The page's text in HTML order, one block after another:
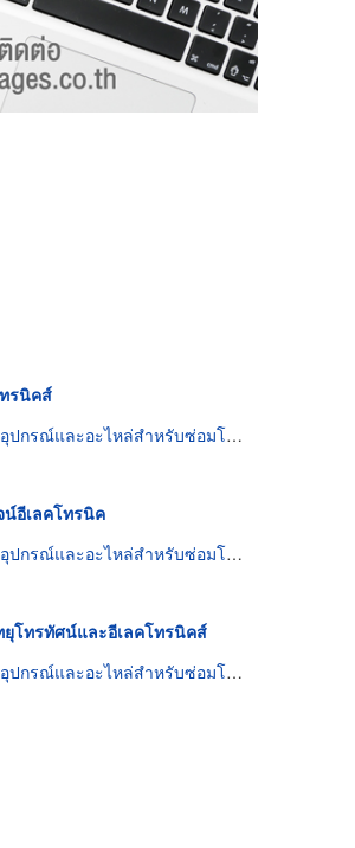
รนิคส์
อุปกรณ์และอะไหล่สำหรับซ่อมโทรทัศน์และวิทยุ
น์อีเลคโทรนิค
อุปกรณ์และอะไหล่สำหรับซ่อมโทรทัศน์และวิทยุ
ยุโทรทัศน์และอีเลคโทรนิคส์
อุปกรณ์และอะไหล่สำหรับซ่อมโทรทัศน์และวิทยุ